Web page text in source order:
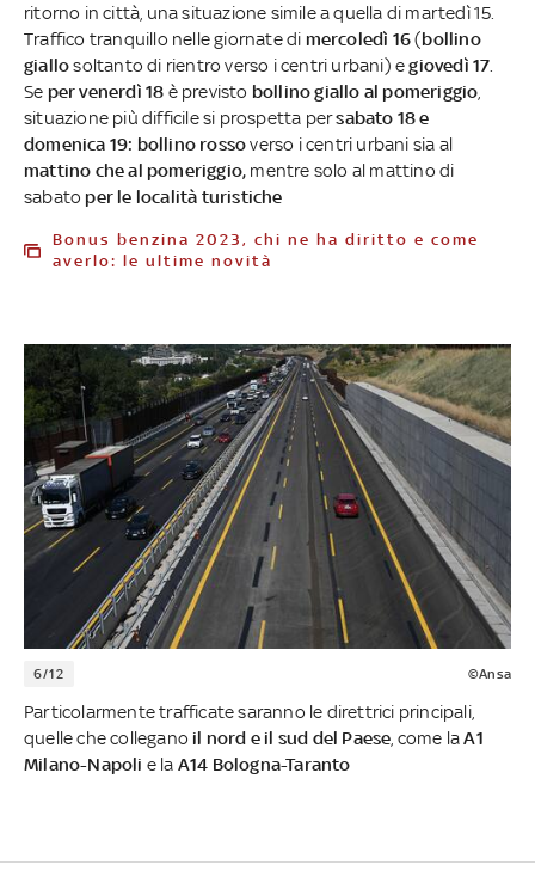
ritorno in città, una situazione simile a quella di martedì 15.
Traffico tranquillo nelle giornate di mercoledì 16(bollino
giallosoltanto di rientro verso i centri urbani) egiovedì 17
Se per venerdì 18 è previsto bollino giallo al pomeriggio
situazione più difficile si prospetta persabato 18 e
domenica 19: bollino rossoverso i centri urbani sia al
mattino che al pomeriggio, mentre solo al mattino di
sabato per le località turistiche
Bonus benzina 2023, chi ne ha diritto e come
averlo: le ultime novità
6/12 ©Ansa
Particolarmente trafficate saranno le direttrici principali,
quelle che collegano il nord e il sud del Paese , come laA1
Milano-Napoli e la A14 Bologna-Taranto